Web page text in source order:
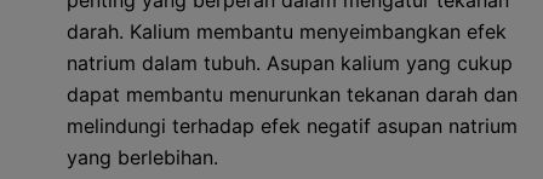
darah. Kalium membantu menyeimbangkan efek
natrium dalam tubuh. Asupan kalium yang cukup
dapat membantu menurunkan tekanan darah dan
melindungi terhadap efek negatif asupan natrium
yang berlebihan.